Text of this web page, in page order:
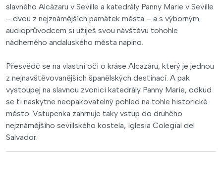
slavného Alcázaru v Seville a katedrály Panny Marie v Seville
– dvou z nejznámějších památek města – a s výborným
audioprůvodcem si užiješ svou návštěvu tohohle
nádherného andaluského města naplno.
Přesvědč se na vlastní oči o kráse Alcazáru, který je jednou
z nejnavštěvovanějších španělských destinací. A pak
vystoupej na slavnou zvonici katedrály Panny Marie, odkud
se ti naskytne neopakovatelný pohled na tohle historické
město. Vstupenka zahrnuje taky vstup do druhého
nejznámějšího sevillského kostela, Iglesia Colegial del
Salvador.